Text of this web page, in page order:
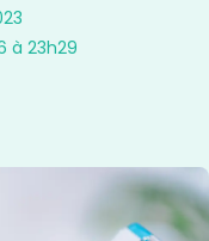
à 23h29